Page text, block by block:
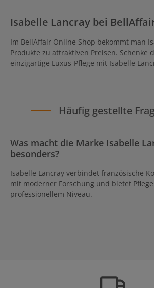
Isabelle Lancray bei
Im BellAffair Online Shop bekommt man
Produkte zu attraktiven Preisen. Schenke
einzigartige Luxus-Pflege mit Isabelle
Häufig gestellte
Was macht die Marke Isabelle
besonders?
Isabelle Lancray verbindet französische
mit moderner Forschung und bietet
professionellem Niveau.